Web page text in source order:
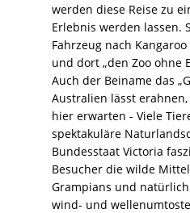
werden diese Reise zu
Erlebnis werden lassen.
Fahrzeug nach
und dort „den Zoo ohne
Auch der Beiname das
Australien lässt
hier erwarten - Viele
spektakuläre
Bundesstaat Victoria
Besucher die wilde
Grampians und
wind- und